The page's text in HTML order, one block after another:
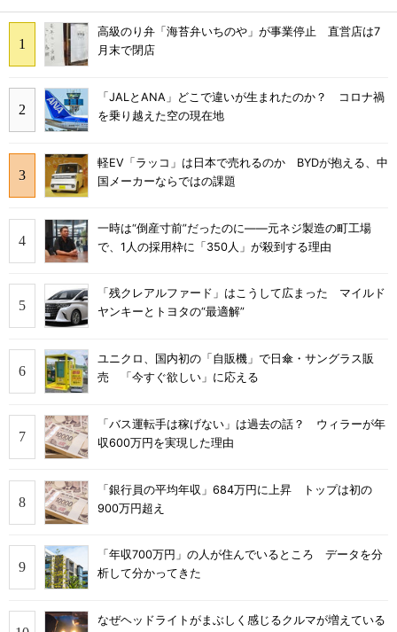
高級のり弁「海苔弁いちのや」が事業停止 直営店は7
月末で閉店
「JALとANA」どこで違いが生まれたのか？ コロナ禍
を乗り越えた空の現在地
軽EV「ラッコ」は日本で売れるのか BYDが抱える、中
国メーカーならではの課題
一時は“倒産寸前”だったのに――元ネジ製造の町工場
で、1人の採用枠に「350人」が殺到する理由
「残クレアルファード」はこうして広まった マイルド
ヤンキーとトヨタの“最適解”
ユニクロ、国内初の「自販機」で日傘・サングラス販
売 「今すぐ欲しい」に応える
「バス運転手は稼げない」は過去の話？ ウィラーが年
収600万円を実現した理由
「銀行員の平均年収」684万円に上昇 トップは初の
900万円超え
「年収700万円」の人が住んでいるところ データを分
析して分かってきた
なぜヘッドライトがまぶしく感じるクルマが増えている